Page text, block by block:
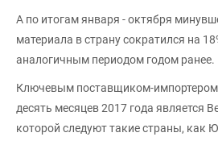
А по итогам января - октября
материала в страну сократился на
аналогичным периодом годом ранее.
Ключевым поставщиком-
десять месяцев 2017 года является
которой следуют такие страны, как